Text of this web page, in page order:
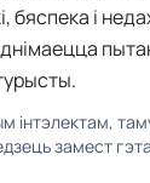
бяспека і
інтэлектам,
замест